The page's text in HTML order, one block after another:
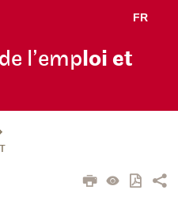
FR
l’emploi et